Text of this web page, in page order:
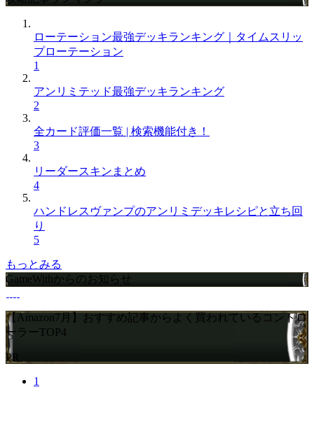
ローテーション最強デッキランキング｜タイムスリッ
プローテーション
1
アンリミテッド最強デッキランキング
2
全カード評価一覧 | 検索機能付き！
3
リーダースキンまとめ
4
ハンドレスヴァンプのアンリミデッキレシピと立ち回
り
5
もっとみる
GameWithからのお知らせ
【Amazon7月】おすすめ記事からよく買われているコントロ
ーラーTOP4
PR
1